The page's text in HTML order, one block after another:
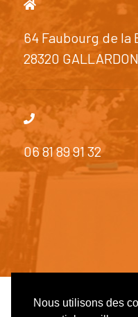
Nous utilisons des
64 Faubourg de la
28320 GALLARDON
06 81 89 91 32
© 2026 Côté Réception